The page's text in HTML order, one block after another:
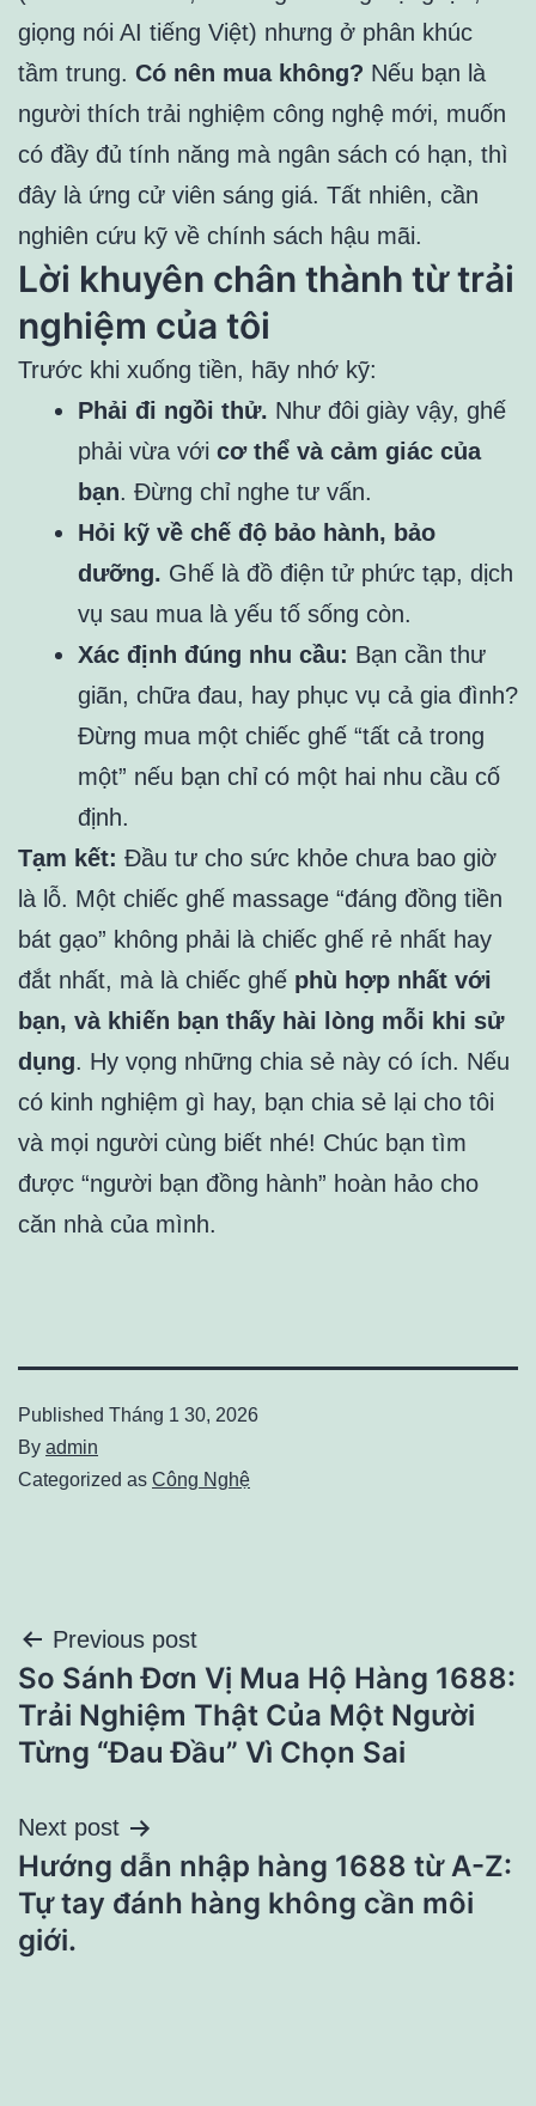
giọng nói AI tiếng Việt) nhưng ở phân khúc
tầm trung. Có nên mua không? Nếu bạn là
người thích trải nghiệm công nghệ mới, muốn
có đầy đủ tính năng mà ngân sách có hạn, thì
đây là ứng cử viên sáng giá. Tất nhiên, cần
nghiên cứu kỹ về chính sách hậu mãi.
Lời khuyên chân thành từ trải
nghiệm của tôi
Trước khi xuống tiền, hãy nhớ kỹ:
Phải đi ngồi thử. Như đôi giày vậy, ghế
phải vừa với cơ thể và cảm giác của
bạn. Đừng chỉ nghe tư vấn.
Hỏi kỹ về chế độ bảo hành, bảo
dưỡng. Ghế là đồ điện tử phức tạp, dịch
vụ sau mua là yếu tố sống còn.
Xác định đúng nhu cầu: Bạn cần thư
giãn, chữa đau, hay phục vụ cả gia đình?
Đừng mua một chiếc ghế “tất cả trong
một” nếu bạn chỉ có một hai nhu cầu cố
định.
Tạm kết: Đầu tư cho sức khỏe chưa bao giờ
là lỗ. Một chiếc ghế massage “đáng đồng tiền
bát gạo” không phải là chiếc ghế rẻ nhất hay
đắt nhất, mà là chiếc ghế phù hợp nhất với
bạn, và khiến bạn thấy hài lòng mỗi khi sử
dụng. Hy vọng những chia sẻ này có ích. Nếu
có kinh nghiệm gì hay, bạn chia sẻ lại cho tôi
và mọi người cùng biết nhé! Chúc bạn tìm
được “người bạn đồng hành” hoàn hảo cho
căn nhà của mình.
Published Tháng 1 30, 2026
By admin
Categorized as Công Nghệ
Điều
hướng
bài
viết
Previous post
So Sánh Đơn Vị Mua Hộ Hàng 1688:
Trải Nghiệm Thật Của Một Người
Từng “Đau Đầu” Vì Chọn Sai
Next post
Hướng dẫn nhập hàng 1688 từ A-Z:
Tự tay đánh hàng không cần môi
giới.